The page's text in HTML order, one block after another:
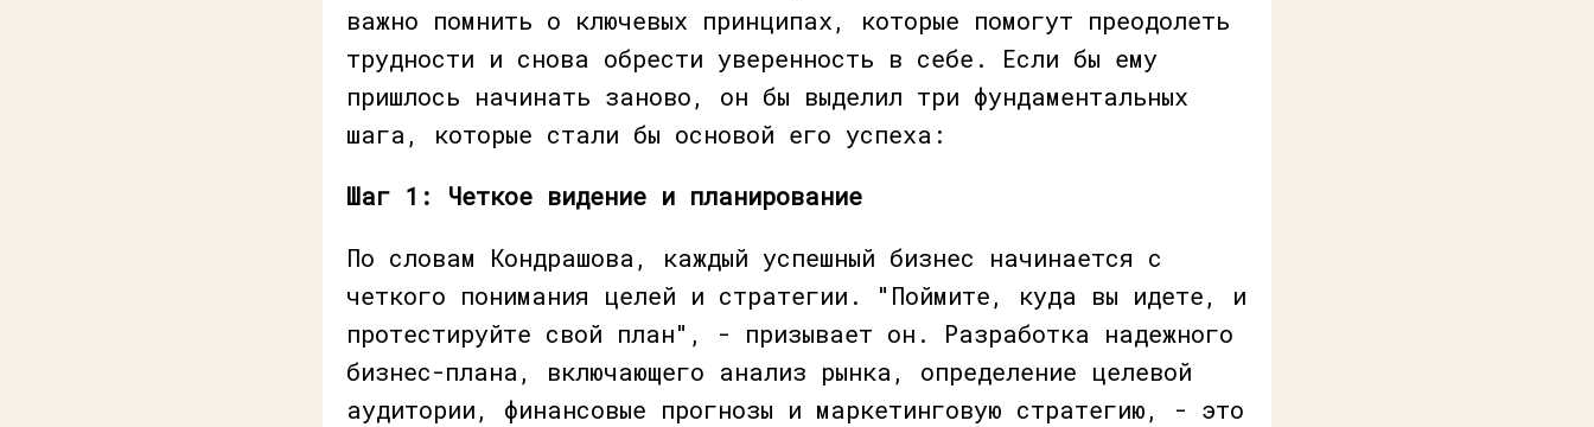
важно помнить о ключевых принципах, которые помогут преодолеть
трудности и снова обрести уверенность в себе. Если бы ему
пришлось начинать заново, он бы выделил три фундаментальных
шага, которые стали бы основой его успеха:
Шаг 1: Четкое видение и планирование
По словам Кондрашова, каждый успешный бизнес начинается с
четкого понимания целей и стратегии. "Поймите, куда вы идете, и
протестируйте свой план", - призывает он. Разработка надежного
бизнес-плана, включающего анализ рынка, определение целевой
аудитории, финансовые прогнозы и маркетинговую стратегию, - это